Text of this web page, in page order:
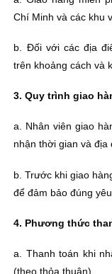
Chí Minh và các khu
b. Đối với các địa
trên khoảng cách và
3. Quy trình giao
a. Nhân viên giao
nhận thời gian và địa
b. Trước khi giao
để đảm bảo đúng
4. Phương thức
a. Thanh toán khi
(theo thỏa thuận).